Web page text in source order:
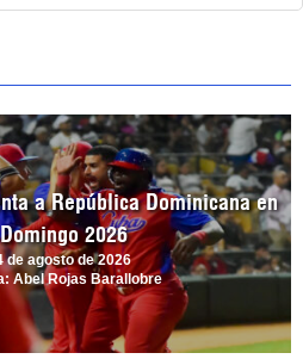
a República Dominicana en
2026
de agosto de 2026
Abel Rojas Barallobre